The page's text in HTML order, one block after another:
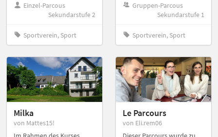
Einzel-Parcous
Sekundarstufe 2
Sportverein, Sport
Gruppen-Parcous
Sekundarstufe 1
Sportverein, Sport
Milka
von Mattes15!
Le Parcours
von Eli.rem06